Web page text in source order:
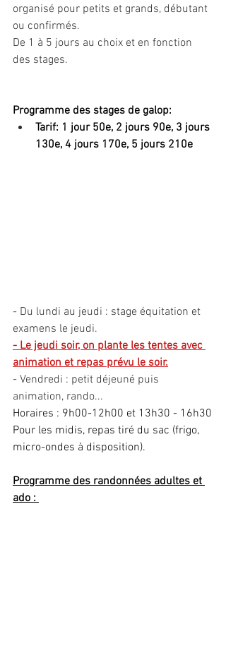
organisé pour petits et grands, débutant
ou confirmés.
De 1 à 5 jours au choix et en fonction
des stages.
Programme des stages de galop:
Tarif: 1 jour 50e, 2 jours 90e, 3 jours
130e, 4 jours 170e, 5 jours 210e
- Du lundi au jeudi : stage équitation et
examens le jeudi.
- Le jeudi soir, on plante les tentes avec
animation et repas prévu le soir.
- Vendredi : petit déjeuné puis
animation, rando...
Horaires : 9h00-12h00 et 13h30 - 16h30
Pour les midis, repas tiré du sac (frigo,
micro-ondes à disposition).
Programme des randonnées adultes et
ado :